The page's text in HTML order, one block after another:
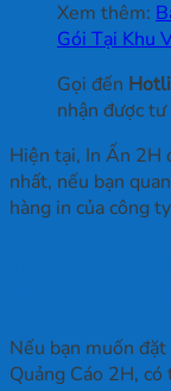
Xem thêm:
Gói Tại Khu
Gọi đến
nhận được
Hiện tại, In Ấn 2H
nhất, nếu bạn
hàng in của công
Nếu bạn muốn
Quảng Cáo 2H,